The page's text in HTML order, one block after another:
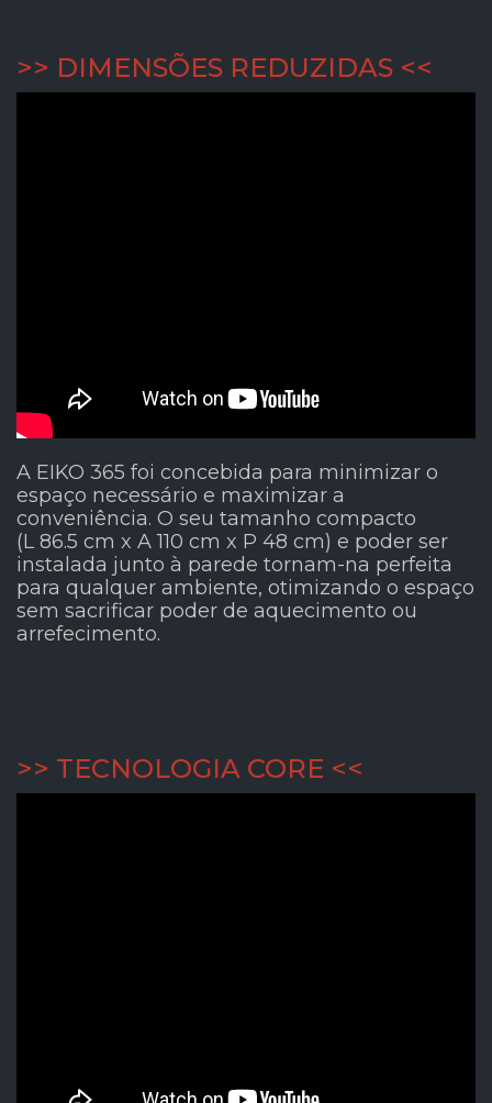
>> DIMENSÕES REDUZIDAS <<
A EIKO 365 foi concebida para minimizar o
espaço necessário e maximizar a
conveniência. O seu tamanho compacto
(L 86.5 cm x A 110 cm x P 48 cm) e poder ser
instalada junto à parede tornam-na perfeita
para qualquer ambiente, otimizando o espaço
sem sacrificar poder de aquecimento ou
arrefecimento.
>> TECNOLOGIA CORE <<